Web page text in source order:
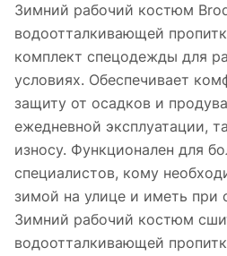
Зимний рабочий костюм
водоотталкивающей
комплект спецодежды для
условиях. Обеспечивает
защиту от осадков и
ежедневной эксплуатации,
износу. Функционален для
специалистов, кому
зимой на улице и иметь при
Зимний рабочий костюм
водоотталкивающей